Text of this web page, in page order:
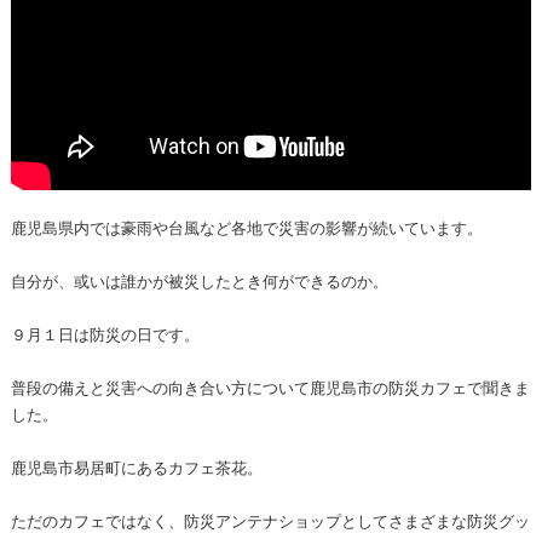
鹿児島県内では豪雨や台風など各地で災害の影響が続いています。
自分が、或いは誰かが被災したとき何ができるのか。
９月１日は防災の日です。
普段の備えと災害への向き合い方について鹿児島市の防災カフェで聞きま
した。
鹿児島市易居町にあるカフェ茶花。
ただのカフェではなく、防災アンテナショップとしてさまざまな防災グッ